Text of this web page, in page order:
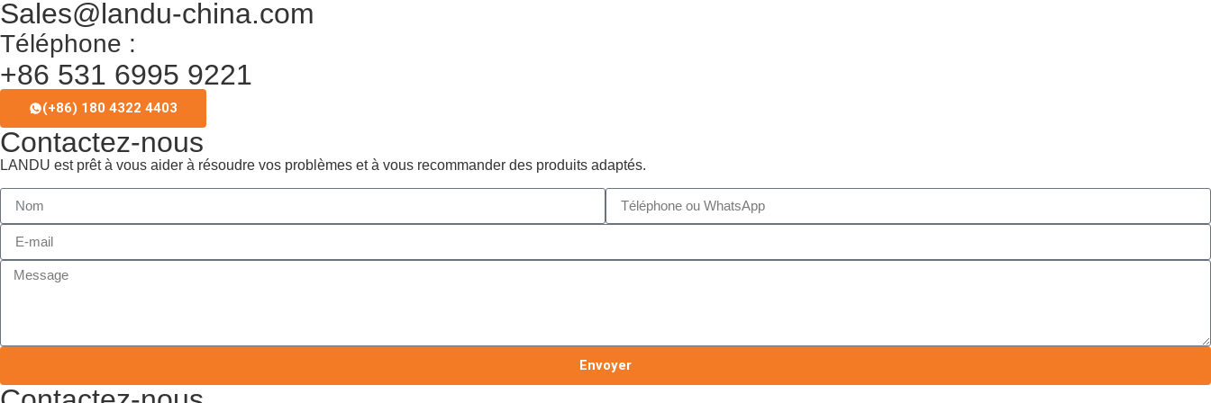
Sales@landu-china.com
Téléphone :
+86 531 6995 9221
(+86) 180 4322 4403
Contactez-nous
LANDU est prêt à vous aider à résoudre vos problèmes et à vous recommander des produits adaptés.
Envoyer